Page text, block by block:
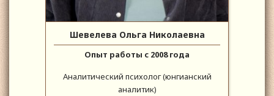
Шевелева Ольга Николаевна
Опыт работы с 2008 года
Аналитический психолог (юнгианский
аналитик)